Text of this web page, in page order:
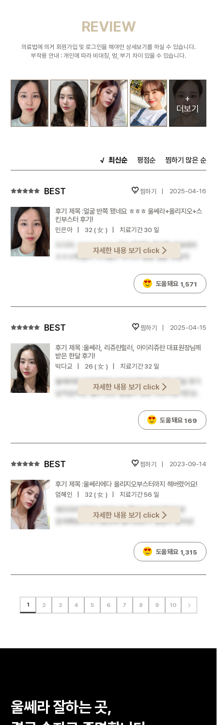
REVIEW
의료법에 의거 회원가입 및 로그인을 해야만 상세보기를 하실 수 있습니다.
부작용 안내 : 개인에 따라 비대칭, 멍, 부기 차이 있을 수 있습니다.
+
더보기
최신순 평점순 찜하기 많은 순
찜하기 2025-04-16
얼굴 반쪽 됐네요 ㅎㅎㅎ 울쎄라+올리지오+스
킨부스터 후기!
민은아 32 ( 女 ) 치료기간 30 일
드디어..ㅠㅠㅠㅎㅎㅎ 저도 울쎄라 후기를 써보네여
ㅎㅎㅎ확실히 나이들고 하니까 얼굴 살들 조금씩
길어보이고 하는 것 같아서리프팅 관리 받아보고
싶었구요ㅠㅠㅠ그중에서도 울쎄라가 워낙 효과
릴리이드m스킨부스터, 올리지오200샷 수면마취로
후 비교해보면 효과 꽤 잘 보고 있는 것 같지 않나요..!
ㅠㅠ전에 진짜 쉐딩 떡칠하고 다녀도 턱선
안생겨보였는데 요즘 옆태 미쳤어요ㅠ..저는
개인적으로 너무너무 만족중이구요!!주변 반응들도
살 빠졌냐 아니면 얼굴에 어떤 거 받은거냐 이렇게 두
안빠졌구요ㅋㅋㅋ 시술로 이런 효과 보는게 진짜
신기하고 너무 좋네요..얼굴 진짜 반쪽됐어요..
심부볼쪽에 살들 몰려보였었는데 살정리가 딱 예쁜
처져보였었는데 그런 느낌 싹 사라지게 위로
살들 정리도 딱 좋은 정도로 된 것 같아서 아주아주
만족중입니당 ㅎㅎ붓기는 5일 정도 있었고 얼얼한
느낌은 일주일 정도 있었어요 저는!3주 반 정도
지났을 즈음부터 효과 확확 나왔었어여울쎄라
보인다고 알고 있어서 차차 경과 지켜보려구 하구요~
울쎄라프라임 새로 나온 걸로 못 받아서 좀 아쉽긴
자세한 내용 보기 click
도움돼요 1,571
찜하기 2025-04-15
울쎄라, 리쥬란힐러, 아이리쥬란 대표원장님께
받은 한달 후기!
박다교 26 ( 女 ) 치료기간 32 일
울쎄라랑 리쥬란힐러,아이리쥬란까지 받은 한달 후기
남겨요!저는 몰려 있는 볼살이 항상 고민이었거든요..
몰리면서ㅠ얼굴형이 부해 보이고 얄쌍해보이지
않는게 너무 스트레스였거든요ㅠㅠ힝울쎄라
묶인조합을 추천해주셔서 가격도 합리적이게
정말.. 볼살이 흘러내려서 턱라인도
뭉뚝해보였어요ㅠ그리고 옆에서 봤을 때 심부볼??
이것도 흘러내리기 시작하더라구요..피부가 엄청나게
고우신 대표원장님하구 일대일 상담했는데볼살
말씀해주시더라구요볼살은 리프팅으로 위로
당겨줘서 힘을 주고 전체 피부 수분감이랑 눈가는
맞춤으로구체적인 가이드까지 주셔서 시술 전부터
신뢰가 확 생기더라고요! 시술 직후에는 살짝 붓기가
따로 주기적으로 받고싶을 정도로 정성스럽게
하관이 가벼워지고얼굴선이 자연스럽고 얄쌍하게
정돈됐어요!ㅠㅠ꺄 눈가는 아이리쥬란 덕분인지
자세한 내용 보기 click
도움돼요 169
찜하기 2023-09-14
울쎄라에다 올리지오부스터까지 해버렸어요!
엄혜인 32 ( 女 ) 치료기간 56 일
레이저리프팅이 입문으로 좋다고 하길래인터넷
검색해보고 친구들한테 물어보면서 열심히 알아낸
어려워하는 편인데후기 찾아보니 울쎄라로 유명한
곳이더라구요여기라면 믿고 시술 받아도 되겠다
봐준다고 해서 박원장님으로 정했던 건데진짜
그렇더라구요!원장님도 그렇지만 실장님까지
상담이 좀 길어졌는데도 한결같이 친절..마크뷰라는
받았는데솔직히 받고 일주일간은 붓기 때문에 효과다
뭐다 몰랐구요붓기 싹 빠지고 한달쯤 되니까
자세한 내용 보기 click
도움돼요 1,315
1 2 3 4 5 6 7 8 9 10
울쎄라 잘하는 곳,